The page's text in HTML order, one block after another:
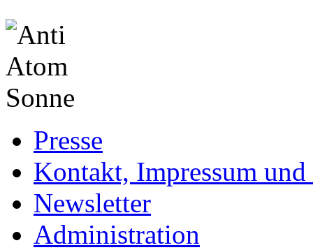
Presse
Kontakt, Impressum
Newsletter
Administration